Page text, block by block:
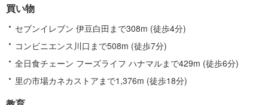
関
す
報
買い物
セブンイレブン 伊豆白田まで308m (徒歩4分)
コンビニエンス川口まで508m (徒歩7分)
全日食チェーン フーズライフ ハナマルまで429m (徒歩6分)
里の市場カネカストアまで1,376m (徒歩18分)